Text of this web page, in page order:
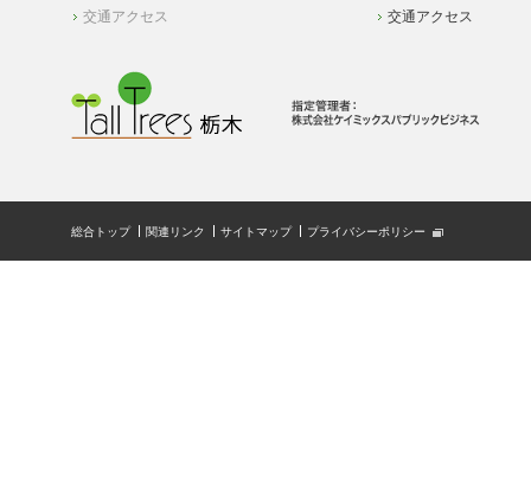
交通アクセス
交通アクセス
総合トップ 関連リンク サイトマップ プライバシーポリシー